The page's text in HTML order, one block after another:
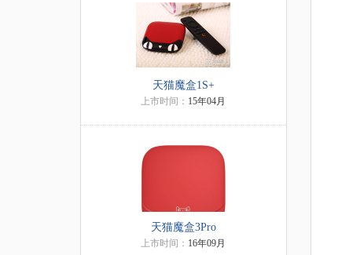
天猫魔盒1S+
上市时间： 15年04月
天猫魔盒3Pro
上市时间： 16年09月